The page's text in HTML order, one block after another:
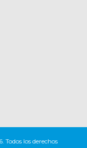
los derechos